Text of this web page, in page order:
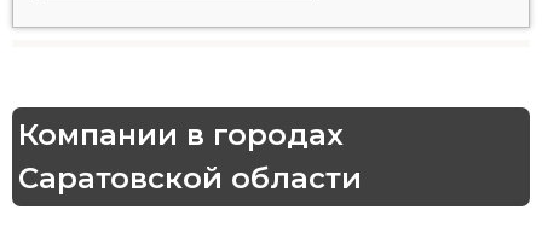
Компании в городах
Саратовской области